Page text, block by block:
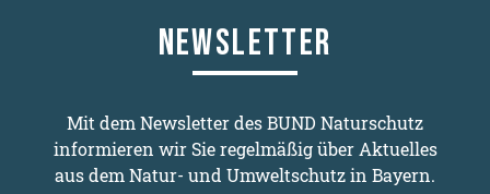
NEWSLETTER
Mit dem Newsletter des BUND Naturschutz
informieren wir Sie regelmäßig über Aktuelles
aus dem Natur- und Umweltschutz in Bayern.